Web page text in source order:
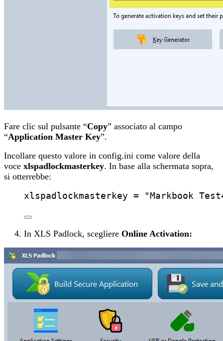
Fare clic sul pulsante “Copy” associato al campo
“Application Master Key”.
Incollare questo valore in config.ini come valore della
voce xlspadlockmasterkey. In base alla schermata sopra,
si otterrebbe:
xlspadlockmasterkey = "Markbook
In XLS Padlock, scegliere Online Activation: